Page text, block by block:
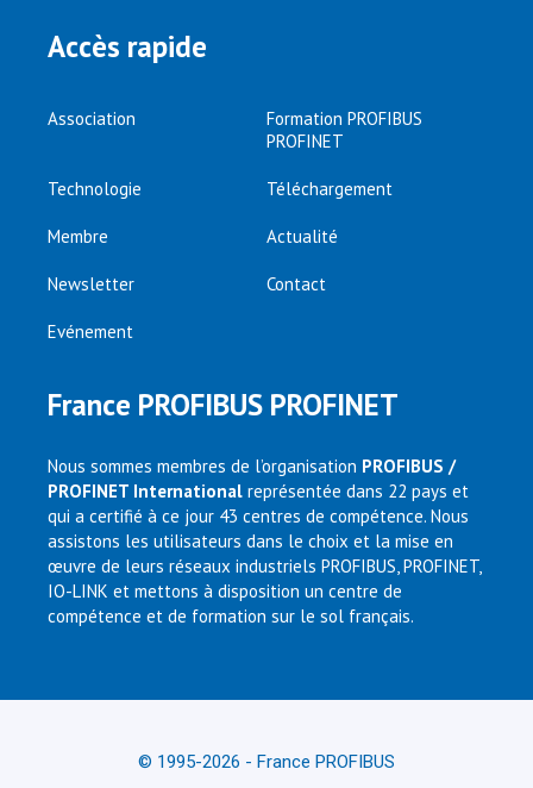
Accès rapide
Association
Formation PROFIBUS
PROFINET
Technologie Téléchargement
Membre Actualité
Newsletter Contact
Evénement
France PROFIBUS PROFINET
Nous sommes membres de l’organisation PROFIBUS /
PROFINET International représentée dans 22 pays et
qui a certifié à ce jour 43 centres de compétence. Nous
assistons les utilisateurs dans le choix et la mise en
œuvre de leurs réseaux industriels PROFIBUS, PROFINET,
IO-LINK et mettons à disposition un centre de
compétence et de formation sur le sol français.
© 1995-2026 - France PROFIBUS